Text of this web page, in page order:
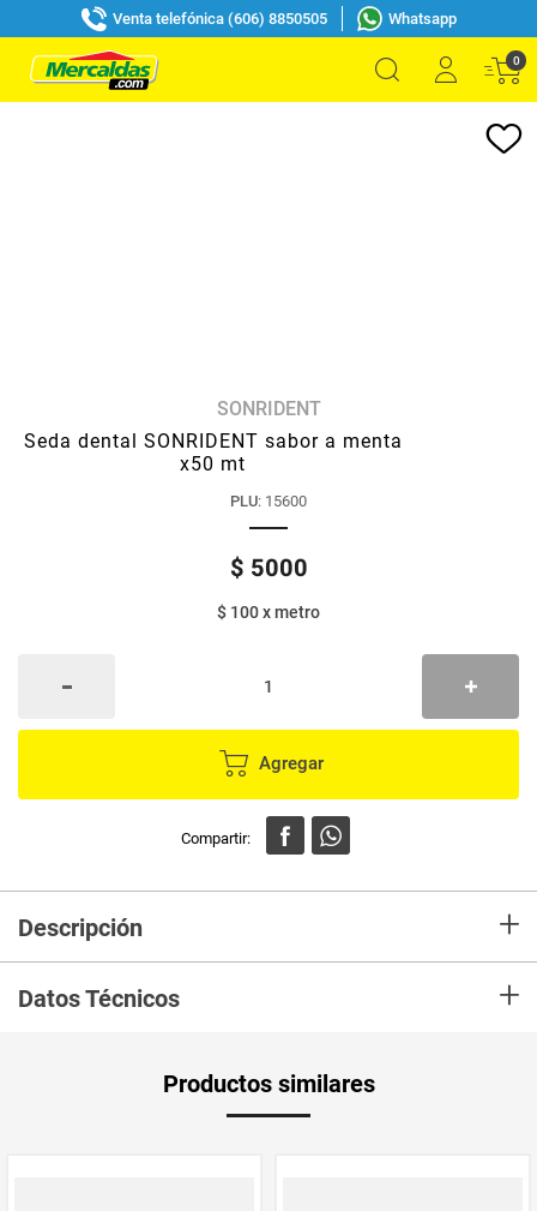
Venta telefónica (606) 8850505 Whatsapp
0
SONRIDENT
Seda dental SONRIDENT sabor a menta
x50 mt
PLU: 15600
$ 5000
$ 100xmetro
Agregar
Descripción +
La Seda Dental Sonrident Menta x 50 m es el aliado
perfecto para mantener una higiene bucal completa. Con
su fórmula especial de menta, proporciona una limpieza
diario, dejándote una sensación de frescura y limpieza en
Datos Técnicos +
Productos similares